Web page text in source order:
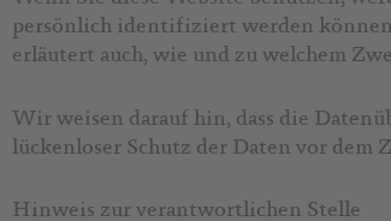
persönlich identifiziert werden
erläutert auch, wie und zu welchem
Wir weisen darauf hin, dass die
lückenloser Schutz der Daten vor
Hinweis zur verantwortlichen Stelle